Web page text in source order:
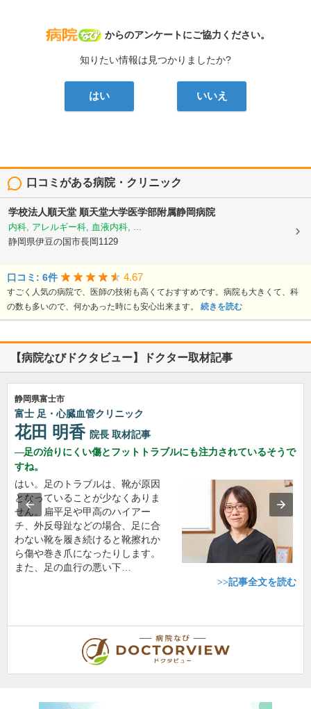
病院なび
からのアンケートにご協力ください。
知りたい情報は見つかりましたか?
はい いいえ
口コミがある病院・クリニック
学校法人順天堂 順天堂大学医学部附属静岡病院
内科, アレルギー科, 血液内科, ...
静岡県伊豆の国市長岡1129
口コミ: 6件 4.67
すごく人気の病院で、医師の技術も高くておすすめです。病院も大きくて、科
の数も多いので、何かあった時にも安心出来ます。 続きを読む
【病院なびドクタビュー】ドクター取材記事
静岡県富士市
富士 足・心臓血管クリニック
花田 明香 院長 取材記事
足の治りにくい傷とフットトラブルにも注力されているそうで
すね。
はい。足のトラブルは、靴が原因
となっていることが少なくありま
せん。扁平足や甲高のハイアー
チ、外反母趾などの場合、足に合
わない靴を履き続けると靴擦れか
ら傷や巻き爪になったりします。
また、足の血行の悪い下…
>>記事全文を読む